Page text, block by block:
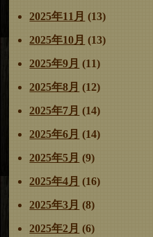
2025年11月 (13)
2025年10月 (13)
2025年9月 (11)
2025年8月 (12)
2025年7月 (14)
2025年6月 (14)
2025年5月 (9)
2025年4月 (16)
2025年3月 (8)
2025年2月 (6)